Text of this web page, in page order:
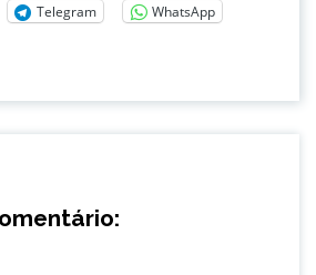
Telegram
WhatsApp